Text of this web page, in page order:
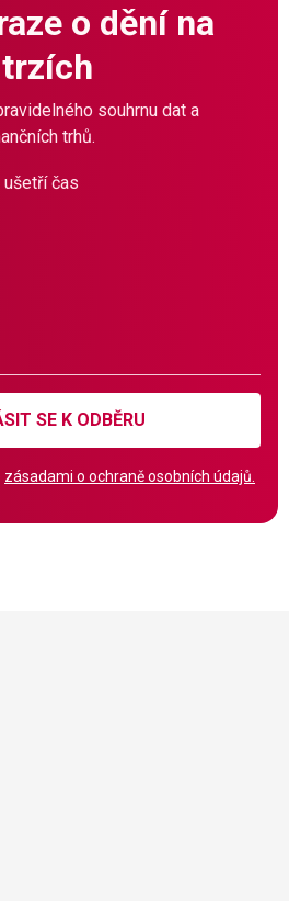
o dění na
souhrnu dat a
trhů.
ušetří čas
SE K ODBĚRU
zásadami o ochraně osobních údajů.